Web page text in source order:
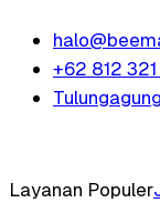
+62 812
Layanan Populer